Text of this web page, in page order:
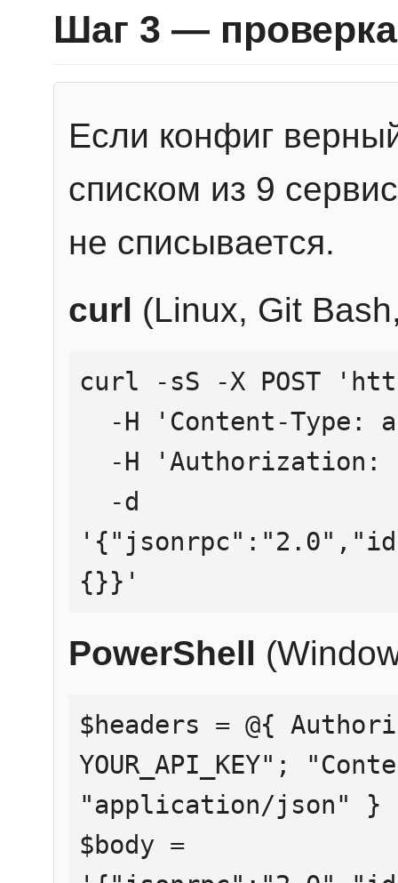
Шаг 3 — проверка
Если конфиг
списком из 9
не списывается.
curl (Linux, Git
curl -sS -X POST
{}}'
PowerShell
$headers = @{
YOUR_API_KEY";
"application/json" }
$body =